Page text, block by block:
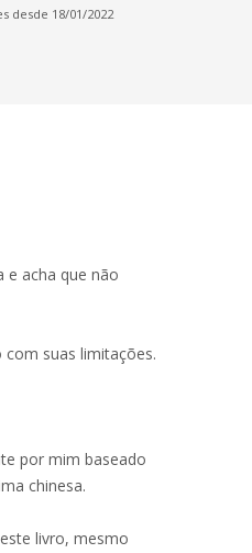
desde 18/01/2022
e acha que não
suas limitações.
por mim baseado
chinesa.
livro, mesmo